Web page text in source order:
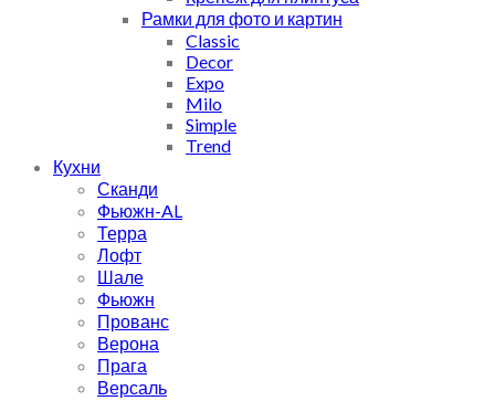
Рамки для фото и картин
Classic
Decor
Expo
Milo
Simple
Trend
Кухни
Сканди
Фьюжн-AL
Терра
Лофт
Шале
Фьюжн
Прованс
Верона
Прага
Версаль